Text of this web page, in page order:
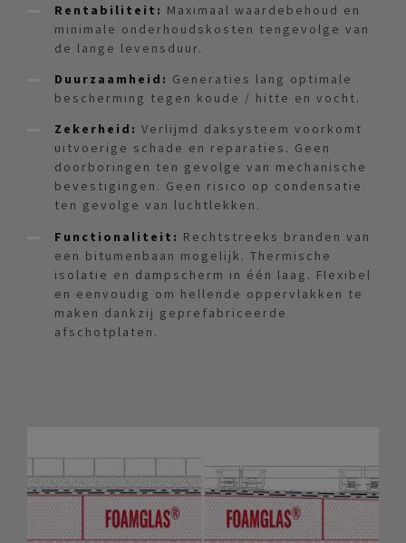
Rentabiliteit: Maximaal waardebehoud en
minimale onderhoudskosten tengevolge van
de lange levensduur.
Duurzaamheid: Generaties lang optimale
bescherming tegen koude / hitte en vocht.
Zekerheid: Verlijmd daksysteem voorkomt
uitvoerige schade en reparaties. Geen
doorboringen ten gevolge van mechanische
bevestigingen. Geen risico op condensatie
ten gevolge van luchtlekken.
Functionaliteit: Rechtstreeks branden van
een bitumenbaan mogelijk. Thermische
isolatie en dampscherm in één laag. Flexibel
en eenvoudig om hellende oppervlakken te
maken dankzij geprefabriceerde
afschotplaten.